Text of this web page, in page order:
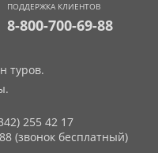
ПОДДЕРЖКА КЛИЕНТОВ
8-800-700-69-88
туров.
255 42 17
(звонок бесплатный)